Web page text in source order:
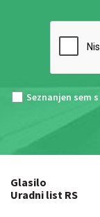
Seznanjen sem s
Glasilo
Uradni list RS